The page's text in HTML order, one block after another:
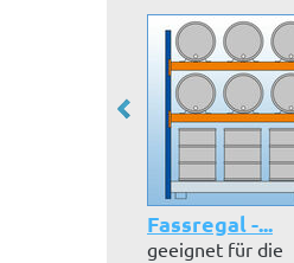
Fassregal -...
geeignet für die